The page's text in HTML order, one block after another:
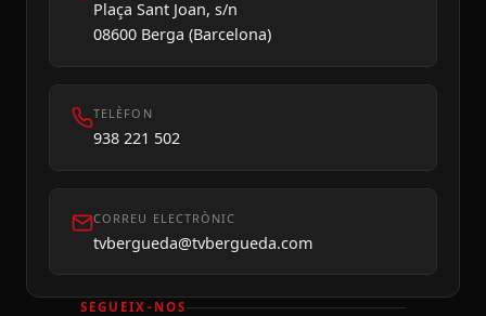
Plaça Sant Joan, s/n
08600 Berga (Barcelona)
TELÈFON
938 221 502
CORREU ELECTRÒNIC
tvbergueda@tvbergueda.com
SEGUEIX-NOS